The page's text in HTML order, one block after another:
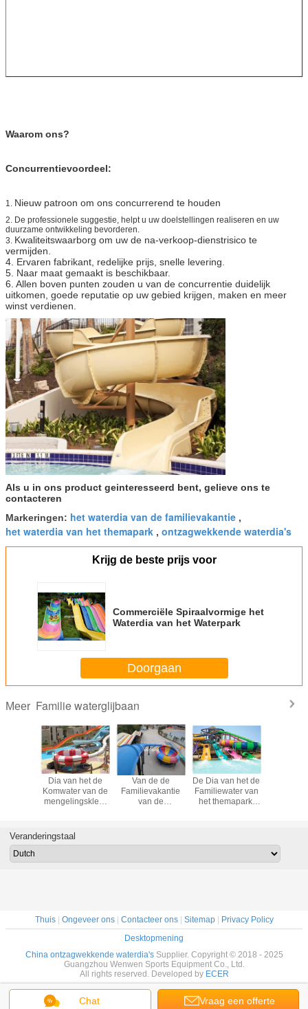
Waarom ons?
Concurrentievoordeel:
1. Nieuw patroon om ons concurrerend te houden
2. De professionele suggestie, helpt u uw doelstellingen realiseren en uw
duurzame ontwikkeling bevorderen.
3. Kwaliteitswaarborg om uw de na-verkoop-dienstrisico te
vermijden.
4. Ervaren fabrikant, redelijke prijs, snelle levering.
5. Naar maat gemaakt is beschikbaar.
6. Allen boven punten zouden u van de concurrentie duidelijk
uitkomen, goede reputatie op uw gebied krijgen, maken en meer
winst verdienen.
Als u in ons product geinteresseerd bent, gelieve ons te
contacteren
Markeringen: het waterdia van de familievakantie ,
het waterdia van het themapark , ontzagwekkende waterdia's
Krijg de beste prijs voor
Commerciële Spiraalvormige het
Waterdia van het Waterpark
Doorgaan
Meer Familie waterglijbaan
Dia van het de
Komwater van de
mengelingskleur
Zwembad
Van de de
Familievakantie
van de
Waterspeelplaats
De Dia van het de
Familiewater van
het themapark,
Leeftijden
Chat Vraag een offerte
Veranderingstaal
Thuis| Ongeveer ons| Contacteer ons| Sitemap|
Privacy Policy
Desktopmening
China ontzagwekkende waterdia'sSupplier. Copyright © 2018 - 2025
Guangzhou Wenwen Sports Equipment Co., Ltd.
All rights reserved. Developed by ECER